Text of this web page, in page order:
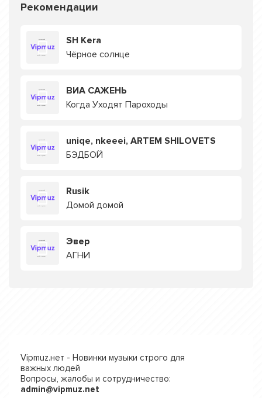
Рекомендации
SH Kera
Чёрное солнце
ВИА САЖЕНЬ
Когда Уходят Пароходы
uniqe, nkeeei, ARTEM SHILOVETS
БЭДБОЙ
Rusik
Домой домой
Эвер
АГНИ
Vipmuz.нет - Новинки музыки строго для
важных людей
Вопросы, жалобы и сотрудничество:
admin@vipmuz.net